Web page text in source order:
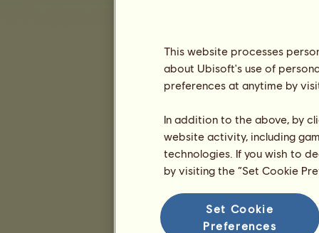
XCORPION
XCORPION
This website processes
about Ubisoft's use of
preferences at anytime by
In addition to the above, by
website activity, including
technologies. If you wish to
by visiting the “Set Cookie
Set Cookie
Preferences